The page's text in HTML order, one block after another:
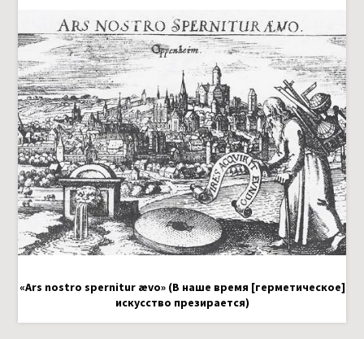
«Ars nostro spernitur ævo» (В наше время [герметическое]
искусство презирается)